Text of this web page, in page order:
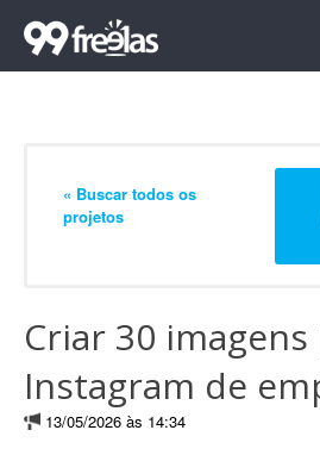
« Buscar todos os
projetos
Criar 30 imagens
Instagram de
13/05/2026 às 14:34